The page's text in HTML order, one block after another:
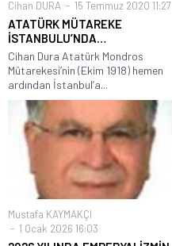
Cihan DURA 15 Temmuz 2020 11:27
ATATÜRK MÜTAREKE
İSTANBULU’NDA…
Cihan Dura Atatürk Mondros
Mütarekesi’nin (Ekim 1918) hemen
ardından İstanbul’a...
Mustafa KAYMAKÇI
1 Ocak 2026 16:03